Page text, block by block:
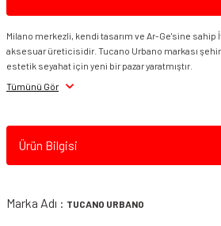
Milano merkezli, kendi tasarım ve Ar-Ge'sine
aksesuar üreticisidir. Tucano Urbano markası
estetik seyahat için yeni bir pazar yaratmıştır.
Tümünü Gör
Ürün Bilgisi
Marka Adı : TUCANO URBANO